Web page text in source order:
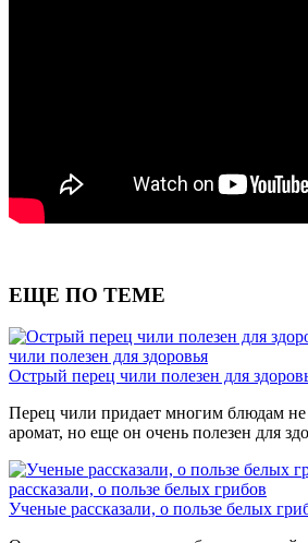
ЕЩЕ ПО ТЕМЕ
чили полезен для здоровья
Острый перец чили полезен для
Перец чили придает многим блюдам не
аромат, но еще он очень полезен для
рассказали, о пользе белых грибов
Ученые рассказали, о пользе белых